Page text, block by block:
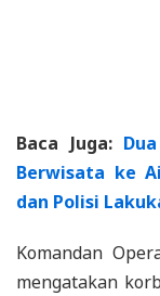
Baca Juga:
Berwisata ke
dan Polisi
Komandan
mengatakan